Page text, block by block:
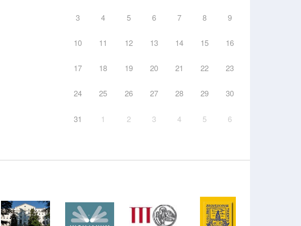
3 4 5 6 7 8 9
10 11 12 13 14 15 16
17 18 19 20 21 22 23
24 25 26 27 28 29 30
31 1 2 3 4 5 6